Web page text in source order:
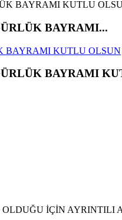
BAYRAMI...
BAYRAMI KUTLU OLSUN
BAYRAMI